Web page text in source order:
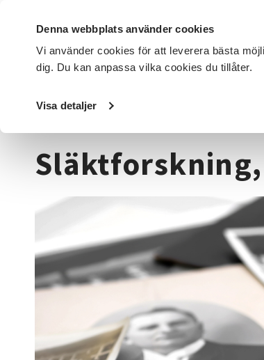
Denna webbplats använder cookies
Vi använder cookies för att leverera bästa
dig. Du kan anpassa vilka cookies du tillåter.
Visa detaljer
DET HÄR GÖR VI FÖR DIG SOM SÖK KURSER
Startsida / Kurser och evenemang